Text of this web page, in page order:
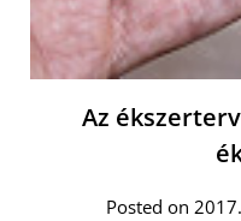
Az
Posted on